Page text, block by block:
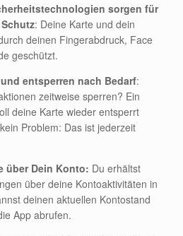
sorgen für
: Deine Karte und dein
deinen Fingerabdruck, Face
geschützt.
entsperren nach Bedarf:
zeitweise sperren? Ein
deine Karte wieder entsperrt
Problem: Das ist jederzeit
über Dein Konto: Du erhältst
über deine Kontoaktivitäten in
deinen aktuellen Kontostand
App abrufen.